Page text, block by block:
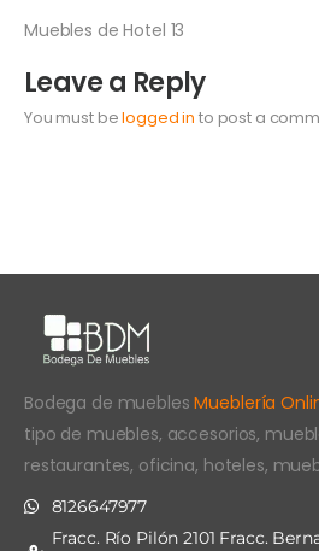
Muebles de Hotel 13
Leave a Reply
You must belogged in to post a
Bodega de mueblesMueblería
tipo de muebles, accesorios,
restaurantes, oficina, hoteles,
8126647977
Fracc. Río Pilón 2101 Fracc.